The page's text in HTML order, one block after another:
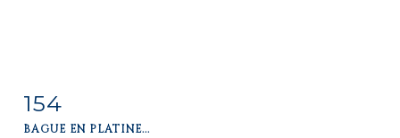
154
BAGUE EN PLATINE...